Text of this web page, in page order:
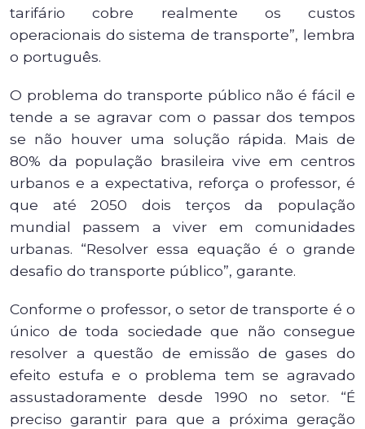
tarifário cobre realmente os custos
operacionais do sistema de transporte”, lembra
o português.
O problema do transporte público não é fácil e
tende a se agravar com o passar dos tempos
se não houver uma solução rápida. Mais de
80% da população brasileira vive em centros
urbanos e a expectativa, reforça o professor, é
que até 2050 dois terços da população
mundial passem a viver em comunidades
urbanas. “Resolver essa equação é o grande
desafio do transporte público”, garante.
Conforme o professor, o setor de transporte é o
único de toda sociedade que não consegue
resolver a questão de emissão de gases do
efeito estufa e o problema tem se agravado
assustadoramente desde 1990 no setor. “É
preciso garantir para que a próxima geração